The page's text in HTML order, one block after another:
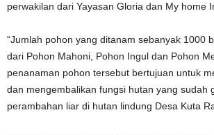
perwakilan dari Yayasan Gloria dan My home
“Jumlah pohon yang ditanam sebanyak 1000
dari Pohon Mahoni, Pohon Ingul dan Pohon
penanaman pohon tersebut bertujuan untuk
dan mengembalikan fungsi hutan yang sudah
perambahan liar di hutan lindung Desa Kuta